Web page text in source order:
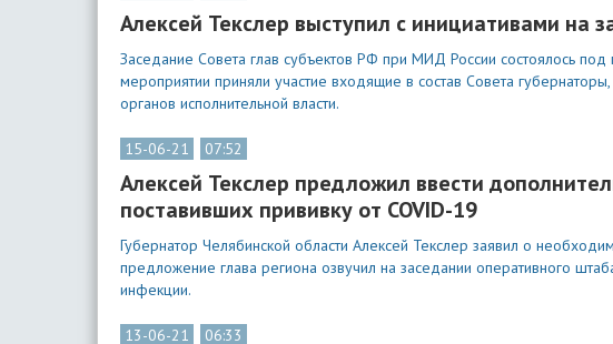
Алексей Текслер выступил с инициативами на
Заседание Совета глав субъектов РФ при МИД России состоялось
мероприятии приняли участие входящие в состав Совета
органов исполнительной власти.
15-06-21 07:52
Алексей Текслер предложил ввести
поставивших прививку от COVID-19
Губернатор Челябинской области Алексей Текслер заявил о
предложение глава региона озвучил на заседании оперативного
инфекции.
13-06-21 06:33